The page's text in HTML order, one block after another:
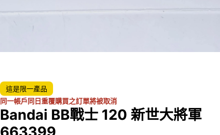
這是限一產品
同一帳戶同日重覆購買之訂單將被取消
Bandai BB戰士 120 新世大將軍